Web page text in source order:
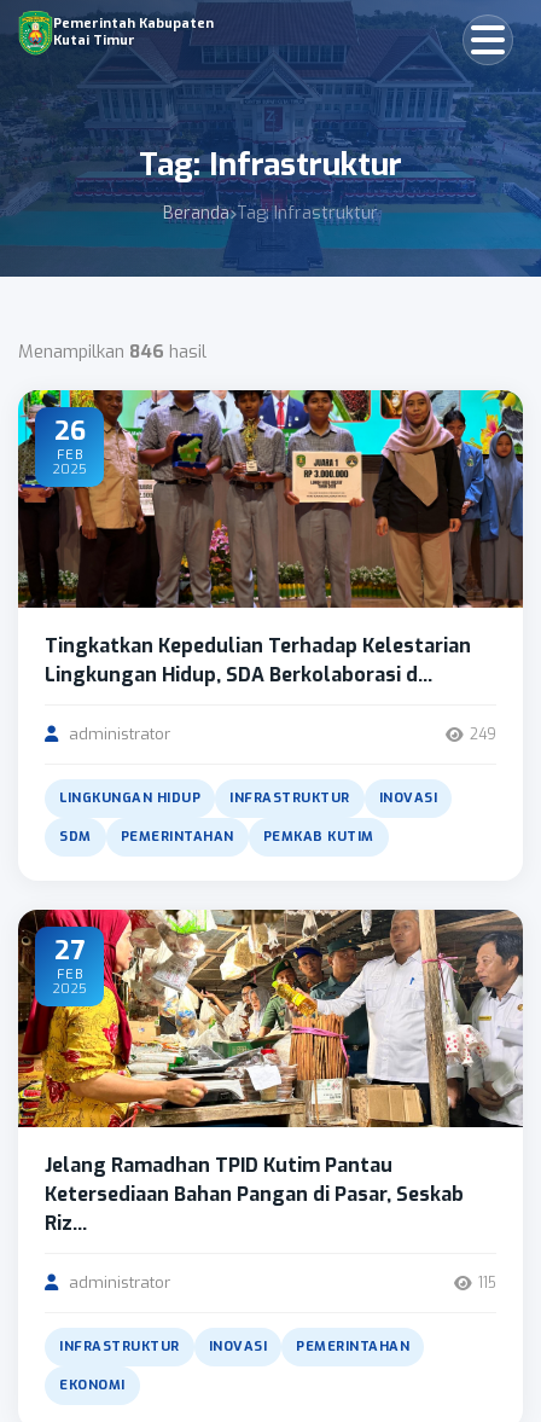
Pemerintah Kabupaten
Kutai Timur
Tag: Infrastruktur
Beranda Tag: Infrastruktur
Menampilkan 846 hasil
26
FEB
2025
Tingkatkan Kepedulian Terhadap Kelestarian
Lingkungan Hidup, SDA Berkolaborasi d...
administrator 249
LINGKUNGAN HIDUP INFRASTRUKTUR INOVASI
SDM PEMERINTAHAN PEMKAB KUTIM
27
FEB
2025
Jelang Ramadhan TPID Kutim Pantau
Ketersediaan Bahan Pangan di Pasar, Seskab
Riz...
administrator 115
INFRASTRUKTUR INOVASI PEMERINTAHAN
EKONOMI